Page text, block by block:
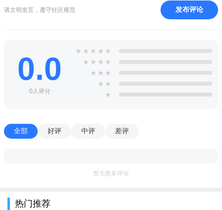
3、不仅可以拍照，还是一款非常强大的全能编辑器，一个
可以享受到PS一样强大的功能
请文明发言，遵守社区规范 发布评论
0.0
0人评分
★ ★ ★ ★ ★
★ ★ ★ ★
★ ★ ★
★ ★
★
全部 好评 中评 差评
暂无更多评论
热门推荐